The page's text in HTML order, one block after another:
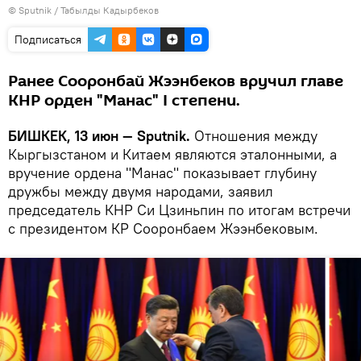
© Sputnik / Табылды Кадырбеков
Подписаться
Ранее Сооронбай Жээнбеков вручил главе
КНР орден "Манас" I степени.
БИШКЕК, 13 июн — Sputnik. Отношения между
Кыргызстаном и Китаем являются эталонными, а
вручение ордена "Манас" показывает глубину
дружбы между двумя народами, заявил
председатель КНР Си Цзиньпин по итогам встречи
с президентом КР Сооронбаем Жээнбековым.